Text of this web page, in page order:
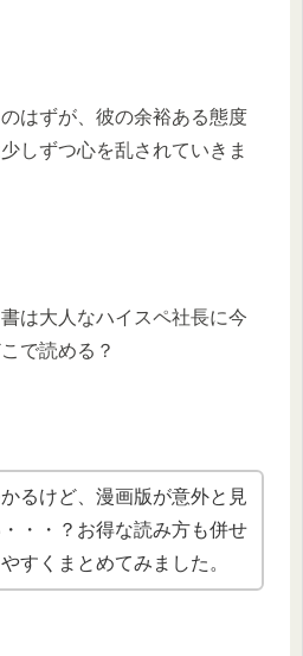
はずが、彼の余裕ある態度
しずつ心を乱されていきま
は大人なハイスペ社長に今
で読める？
るけど、漫画版が意外と見
・・？お得な読み方も併せ
すくまとめてみました。